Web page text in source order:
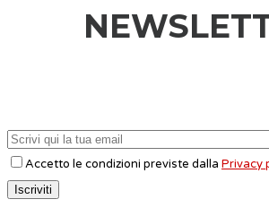
Accetto le condizioni previste dalla Privacy